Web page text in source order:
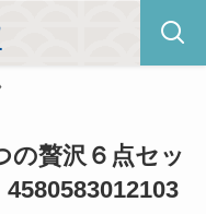
の贅沢６点セッ